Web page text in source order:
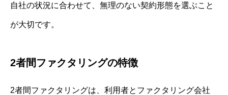
自社の状況に合わせて、無理のない契約形態を選ぶこと
が大切です。
2者間ファクタリングの特徴
2者間ファクタリングは、利用者とファクタリング会社